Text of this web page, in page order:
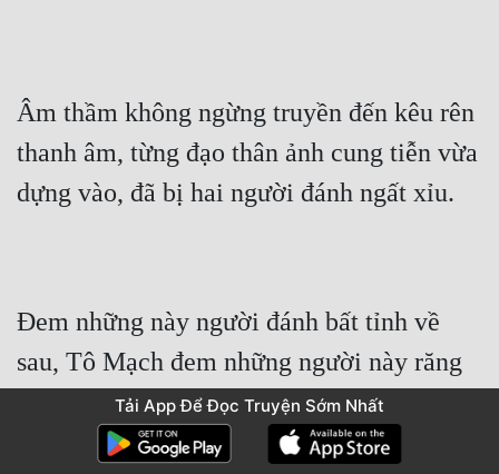
Âm thầm không ngừng truyền đến kêu rên
thanh âm, từng đạo thân ảnh cung tiễn vừa
dựng vào, đã bị hai người đánh ngất xỉu.
Đem những này người đánh bất tỉnh về
sau, Tô Mạch đem những người này răng
cạy mở, nhìn xem bên trong có hay không
độc dược.
Tải App Để Đọc Truyện Sớm Nhất